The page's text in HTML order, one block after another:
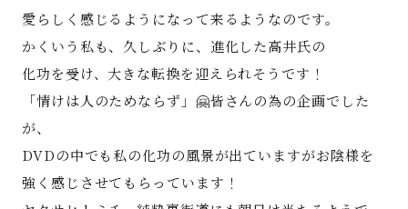
愛らしく感じるようになって来るようなのです。
かくいう私も、久しぶりに、進化した高井氏の
化功を受け、大きな転換を迎えられそうです！
「情けは人のためならず」🤗皆さんの為の企画でした
が、
DVDの中でも私の化功の風景が出ていますがお陰様を
強く感じさせてもらっています！